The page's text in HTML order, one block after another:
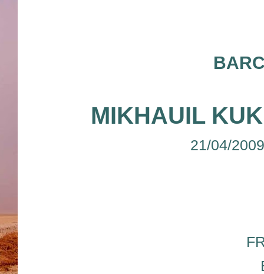
MIKHAUIL
21/04/